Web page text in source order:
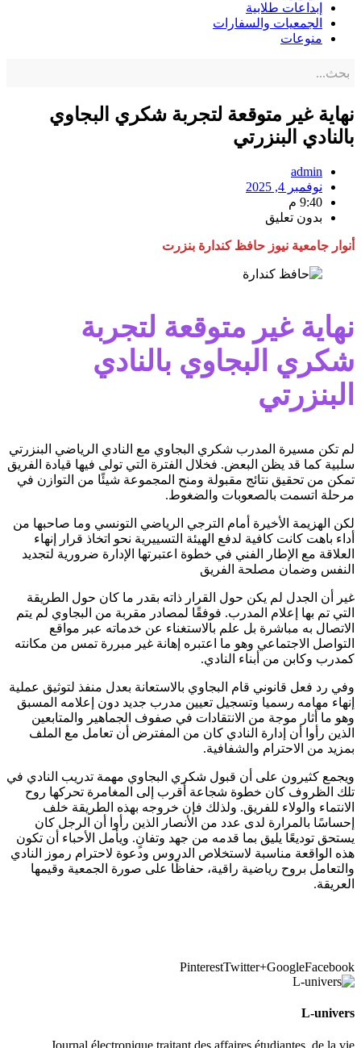
إبداعات طلابية
الجمعيات والسفارات
منوعات
نهاية غير متوقعة لتجربة شكري البجاوي
بالنادي البنزرتي
admin
نوفمبر 4, 2025
9:40 م
بدون تعليق
أنوار جامعية نيوز حافظ كندارة بنزرت
نهاية غير متوقعة لتجربة
شكري البجاوي بالنادي
البنزرتي
لم تكن مسيرة المدرب شكري البجاوي مع النادي الرياضي البنزرتي
سلبية كما قد يظن البعض. فخلال الفترة التي تولى فيها قيادة الفريق
تمكن من تحقيق نتائج مقبولة ومنح المجموعة شيئًا من التوازن في
مرحلة اتسمت بالصعوبات والضغوط.
لكن الهزيمة الأخيرة أمام الترجي الرياضي التونسي وما صاحبها من
أداء باهت كانت كافية لدفع الهيئة التسييرية نحو اتخاذ قرار إنهاء
العلاقة مع الإطار الفني في خطوة اعتبرتها الإدارة ضرورية لتجديد
النفس وضمان مصلحة الفريق
غير أن الجدل لم يكن حول القرار ذاته بقدر ما كان حول الطريقة
التي تم بها إعلام المدرب. فوفقًا لمصادر مقربة من البجاوي لم يتم
الاتصال به مباشرة بل علم بالاستغناء عن خدماته عبر مواقع
التواصل الاجتماعي وهو ما اعتبره إهانة غير مبررة تمس من مكانته
كمدرب وكابن من أبناء النادي.
وفي رد فعل قانوني قام البجاوي بالاستعانة بعدل منفذ لتوثيق عملية
إنهاء مهامه رسميا وتسجيل تعيين مدرب جديد دون إعلامه المسبق
وهو ما أثار موجة من الانتقادات في صفوف الجماهير والمتابعين
الذين رأوا أن إدارة النادي كان من المفترض أن تعامل مع الملف
بمزيد من الاحترام والشفافية.
ويجمع كثيرون على أن قبول شكري البجاوي مهمة تدريب النادي في
تلك الظروف كان خطوة شجاعة أقرب إلى المغامرة تحركها روح
الانتماء والولاء للفريق. ولذلك فإن خروجه بهذه الطريقة خلف
إحساسًا بالمرارة لدى عدد من الأنصار الذين رأوا أن الرجل كان
يستحق توديعًا يليق بما قدمه من جهد وتفانٍ. ويأمل الأحباء أن تكون
هذه الواقعة مناسبة لاستخلاص الدروس ودعوة لاحترام رموز النادي
والتعامل بروح رياضية راقية، حفاظًا على صورة الجمعية وقيمها
العريقة.
Facebook
Google+
Twitter
Pinterest
L-univers
Journal électronique traitant des affaires étudiantes, de la vie